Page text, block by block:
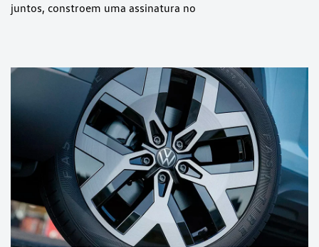
juntos, constroem uma assinatura no